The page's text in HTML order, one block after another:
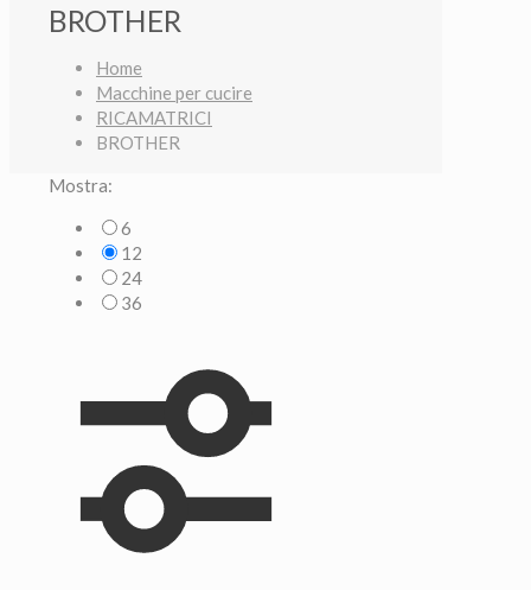
BROTHER
Home
Macchine per cucire
RICAMATRICI
BROTHER
Mostra:
6
12
24
36